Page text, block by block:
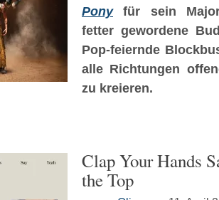
Ponyfür sein
fetter gewordene
Pop-feiernde
alle Richtungen
zu kreieren.
Clap Your Hands
the Top